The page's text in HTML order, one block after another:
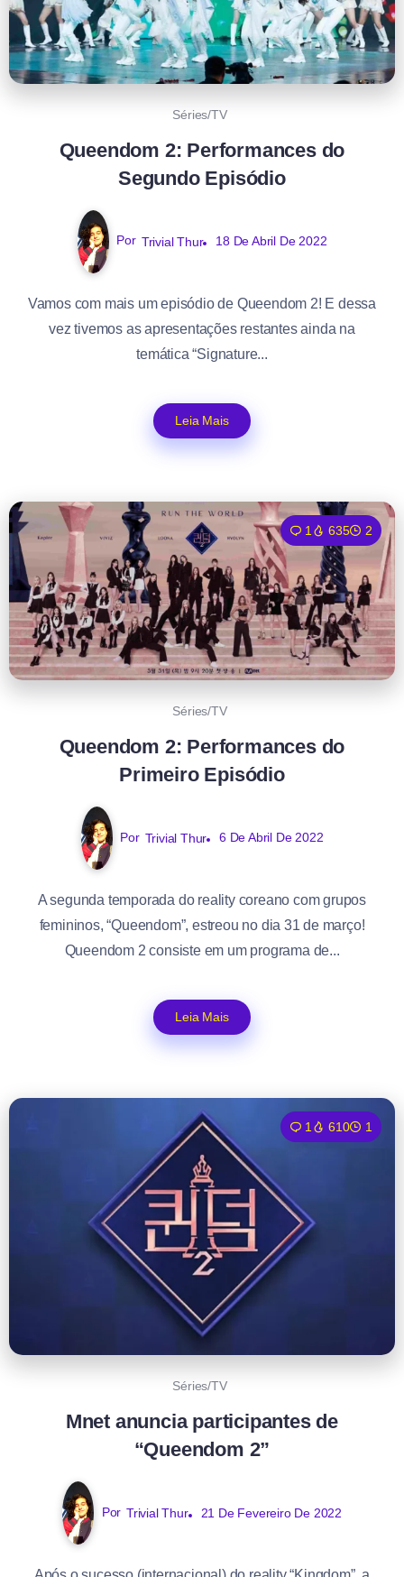
Séries/TV
Queendom 2: Performances do
Segundo Episódio
Por Trivial Thur 18 De Abril De 2022
Vamos com mais um episódio de Queendom 2! E dessa
vez tivemos as apresentações restantes ainda na
temática “Signature...
Leia Mais
1 635 2
Séries/TV
Queendom 2: Performances do
Primeiro Episódio
Por Trivial Thur 6 De Abril De 2022
A segunda temporada do reality coreano com grupos
femininos, “Queendom”, estreou no dia 31 de março!
Queendom 2 consiste em um programa de...
Leia Mais
1 610 1
Séries/TV
Mnet anuncia participantes de
“Queendom 2”
Por Trivial Thur 21 De Fevereiro De 2022